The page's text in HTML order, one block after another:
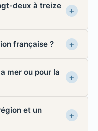
deux à treize
française ?
mer ou pour la
et un